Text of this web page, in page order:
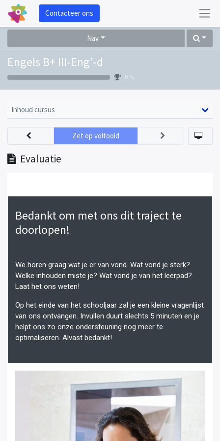
Contacteer ons
Nav
Engels B+ III-Eng’-d
0 %
Inhoud cursus
Evaluatie
Zet op voltooid
Bedankt om met ons dit traject te
doorlopen!
We horen graag wat je er van vond. Wat vond je sterk?
Welke inhouden miste je? Wat vond je van het leerpad?
Laat het ons weten!
Op het einde van het schooljaar zal je een kleine vragenlijst
van ons ontvangen. Invullen duurt slechts 5 minuten en je
helpt ons zo onze ondersteuning nog meer te
optimaliseren. Alvast bedankt!